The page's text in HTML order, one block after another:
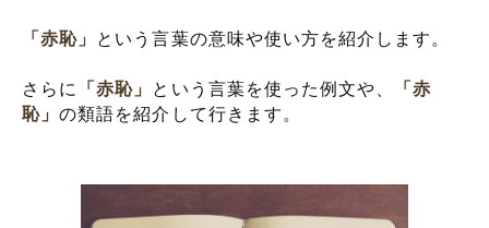
「赤恥」 という言葉の意味や使い方を紹介します。
さらに 「赤恥」 という言葉を使った例文や、
「赤
恥」の類語を紹介して行きます。